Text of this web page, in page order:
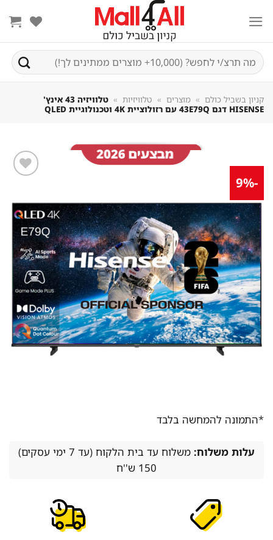
חיפוש
עבור:
קניון בשביל כולם מוצרים טלוויזיות
טלוויזיה ‏43 אינץ'
HISENSE דגם 43E79Q עם רזולוציית 4K וטכנולוגיית QLED
מוצר
במועדפים
*התמונה להמחשה בלבד
עלות משלוח:
משלוח עד בית הלקוח (עד 7 ימי עסקים)
150 ש''ח